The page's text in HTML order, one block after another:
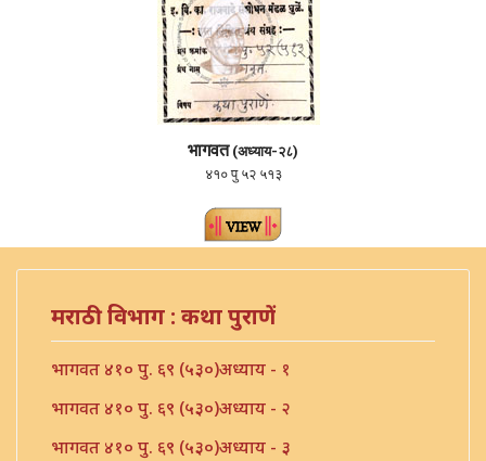
भागवत (अध्याय-२८)
४१० पु ५२ ५१३
मराठी विभाग : कथा पुराणें
भागवत ४१० पु. ६९ (५३०)अध्याय - १
भागवत ४१० पु. ६९ (५३०)अध्याय - २
भागवत ४१० पु. ६९ (५३०)अध्याय - ३